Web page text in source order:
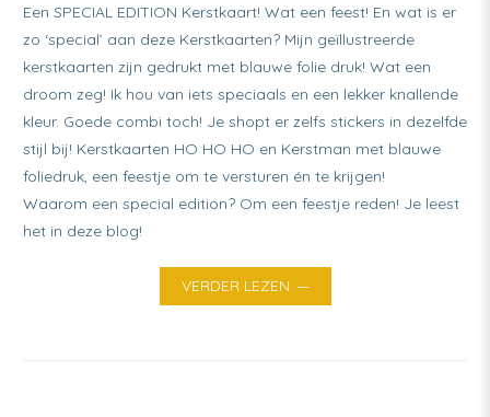
Een SPECIAL EDITION Kerstkaart! Wat een feest! En wat is er
zo ‘special’ aan deze Kerstkaarten? Mijn geïllustreerde
kerstkaarten zijn gedrukt met blauwe folie druk! Wat een
droom zeg! Ik hou van iets speciaals en een lekker knallende
kleur. Goede combi toch! Je shopt er zelfs stickers in dezelfde
stijl bij! Kerstkaarten HO HO HO en Kerstman met blauwe
foliedruk, een feestje om te versturen én te krijgen!
Waarom een special edition? Om een feestje reden! Je leest
het in deze blog!
VERDER LEZEN